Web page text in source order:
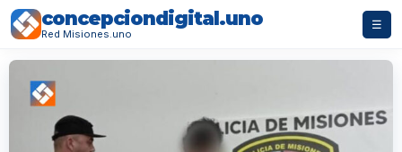
concepciondigital.uno
Red Misiones.uno
☰